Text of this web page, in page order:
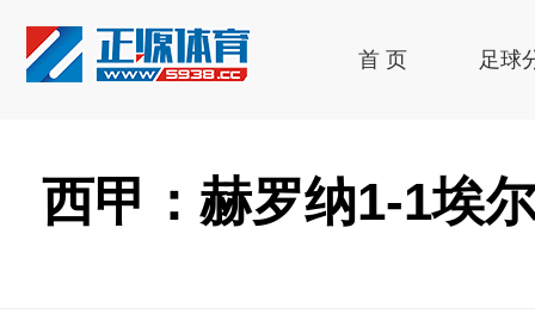
首 页 足球
西甲：赫罗纳1-1埃